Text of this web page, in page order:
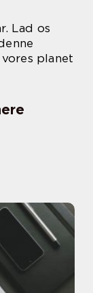
Lad os
planet